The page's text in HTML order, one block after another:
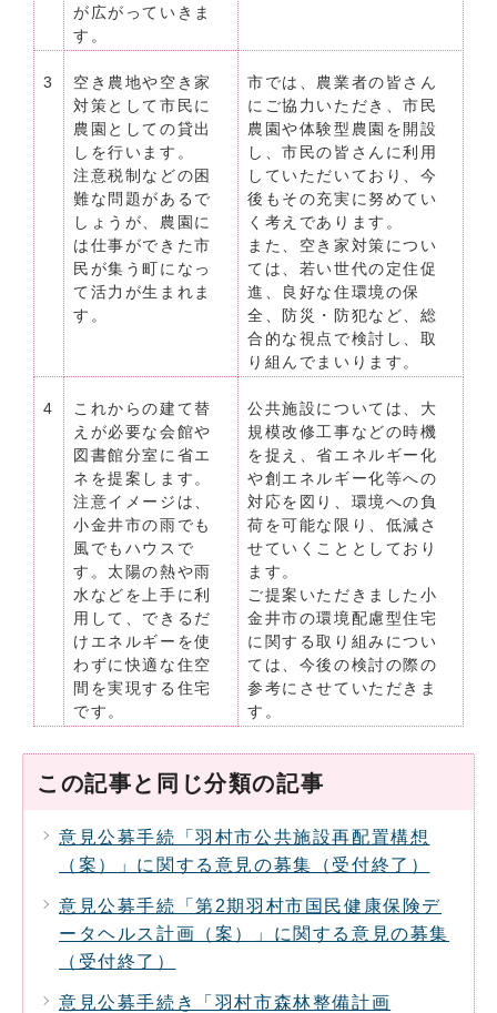
が広がっていきま
す。
3
空き農地や空き家
対策として市民に
農園としての貸出
しを行います。
注意税制などの困
難な問題があるで
しょうが、農園に
は仕事ができた市
民が集う町になっ
て活力が生まれま
す。
市では、農業者の皆さん
にご協力いただき、市民
農園や体験型農園を開設
し、市民の皆さんに利用
していただいており、今
後もその充実に努めてい
く考えであります。
また、空き家対策につい
ては、若い世代の定住促
進、良好な住環境の保
全、防災・防犯など、総
合的な視点で検討し、取
り組んでまいります。
4
これからの建て替
えが必要な会館や
図書館分室に省エ
ネを提案します。
注意イメージは、
小金井市の雨でも
風でもハウスで
す。太陽の熱や雨
水などを上手に利
用して、できるだ
けエネルギーを使
わずに快適な住空
間を実現する住宅
です。
公共施設については、大
規模改修工事などの時機
を捉え、省エネルギー化
や創エネルギー化等への
対応を図り、環境への負
荷を可能な限り、低減さ
せていくこととしており
ます。
ご提案いただきました小
金井市の環境配慮型住宅
に関する取り組みについ
ては、今後の検討の際の
参考にさせていただきま
す。
この記事と同じ分類の記事
意見公募手続「羽村市公共施設再配置構想
（案）」に関する意見の募集（受付終了）
意見公募手続「第2期羽村市国民健康保険デ
ータヘルス計画（案）」に関する意見の募集
（受付終了）
意見公募手続き「羽村市森林整備計画